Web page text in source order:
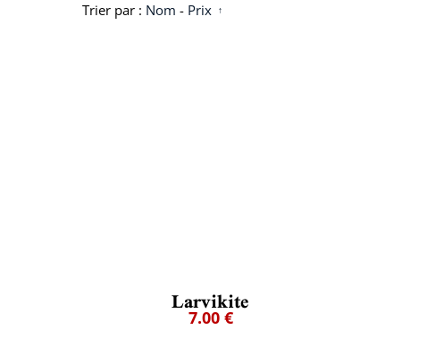
Trier par : Nom - Prix
Larvikite
7.00 €